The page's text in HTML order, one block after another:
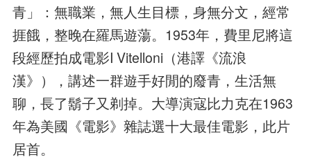
青」：無職業，無人生目標，身無分文，經常
捱餓，整晚在羅馬遊蕩。1953年，費里尼將這
段經歷拍成電影I Vitelloni（港譯《流浪
漢》），講述一群遊手好閒的廢青，生活無
聊，長了鬍子又剃掉。大導演寇比力克在1963
年為美國《電影》雜誌選十大最佳電影，此片
居首。